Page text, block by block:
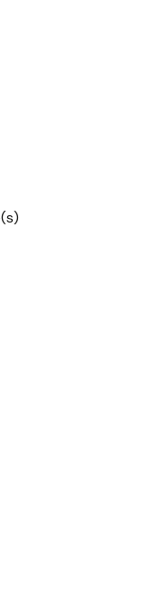
pratiques.
(système
vivre. Ne manquez